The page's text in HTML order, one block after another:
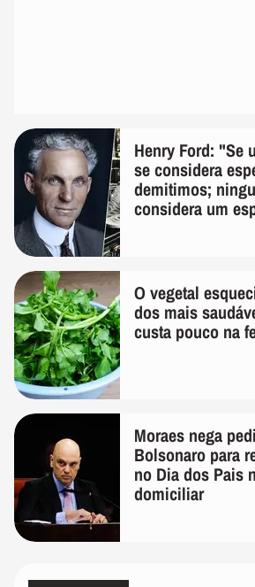
Henry Ford: "Se
se considera
demitimos;
considera um
O vegetal
dos mais
custa pouco na
Moraes nega
Bolsonaro para
no Dia dos Pais
domiciliar